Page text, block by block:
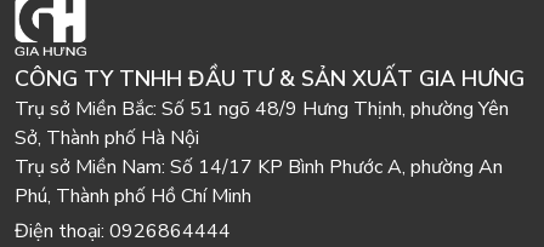
CÔNG TY TNHH ĐẦU TƯ & SẢN XUẤT GIA HƯNG
Trụ sở Miền Bắc: Số 51 ngõ 48/9 Hưng Thịnh, phường Yên
Sở, Thành phố Hà Nội
Trụ sở Miền Nam: Số 14/17 KP Bình Phước A, phường An
Phú, Thành phố Hồ Chí Minh
Điện thoại: 0926864444